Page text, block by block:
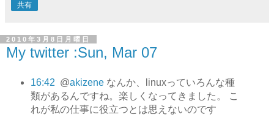
共有
2010年3月8日月曜日
My twitter :Sun, Mar 07
16:42 @akizeneなんか、linuxっていろんな種
類があるんですね。楽しくなってきました。 こ
れが私の仕事に役立つとは思えないのです